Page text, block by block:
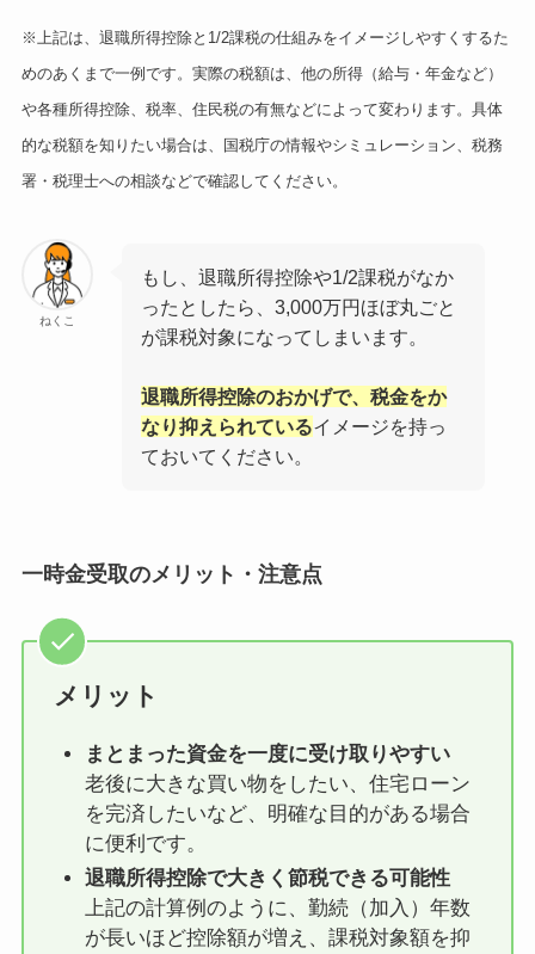
※上記は、退職所得控除と1/2課税の仕組みをイメージしやすくするた
めのあくまで一例です。実際の税額は、他の所得（給与・年金など）
や各種所得控除、税率、住民税の有無などによって変わります。具体
的な税額を知りたい場合は、国税庁の情報やシミュレーション、税務
署・税理士への相談などで確認してください。
ねくこ
もし、退職所得控除や1/2課税がなか
ったとしたら、3,000万円ほぼ丸ごと
が課税対象になってしまいます。
退職所得控除のおかげで、税金をか
なり抑えられているイメージを持っ
ておいてください。
一時金受取のメリット・注意点
メリット
まとまった資金を一度に受け取りやすい
老後に大きな買い物をしたい、住宅ローン
を完済したいなど、明確な目的がある場合
に便利です。
退職所得控除で大きく節税できる可能性
上記の計算例のように、勤続（加入）年数
が長いほど控除額が増え、課税対象額を抑